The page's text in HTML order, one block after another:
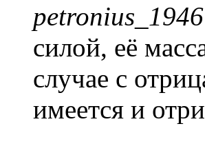
силой, её
случае с
имеется и